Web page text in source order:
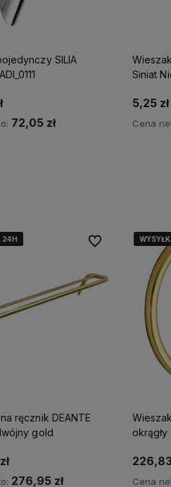
SILIA
72,05 zł
Siniat
5,25 zł
Cena
24H
24H
24H
24H
24H
ręcznik DEANTE
SILIA podwójny gold
276,95 zł
Do ulubionych
Cena